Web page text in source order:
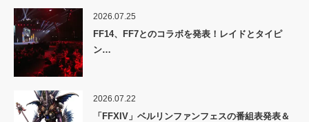
2026.07.25
FF14、FF7とのコラボを発表！レイドとタイピ
ン…
2026.07.22
「FFXIV」ベルリンファンフェスの番組表発表＆